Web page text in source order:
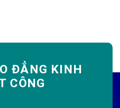
ĐẲNG KINH
CÔNG